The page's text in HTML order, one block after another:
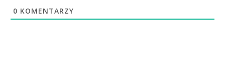
0 KOMENTARZY